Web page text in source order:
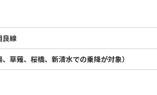
良線
草薙、桜橋、新清水での乗降が対象）